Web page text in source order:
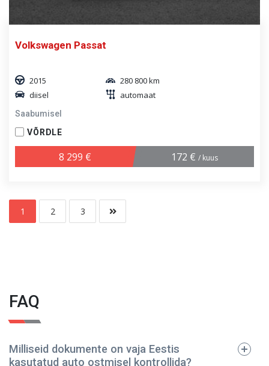
Volkswagen Passat
2015
280 800 km
diisel
automaat
Saabumisel
VÕRDLE
8 299 € 172 € / kuus
1 2 3
FAQ
Milliseid dokumente on vaja Eestis
kasutatud auto ostmisel kontrollida?